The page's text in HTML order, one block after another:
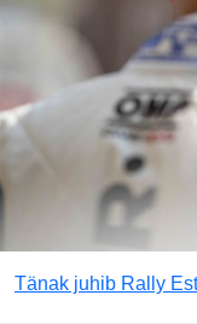
Tänak juhib Rally